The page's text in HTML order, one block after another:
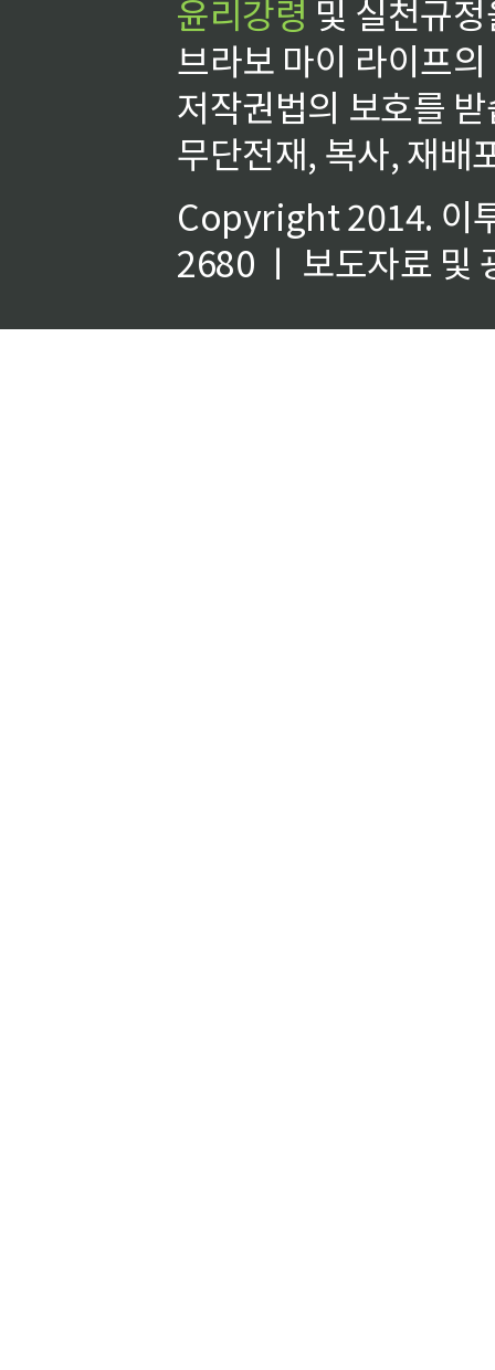
윤리강령 및 실천규
브라보 마이 라이프
저작권법의 보호를
무단전재, 복사, 재배
Copyright 2014. 이
2680 ㅣ 보도자료